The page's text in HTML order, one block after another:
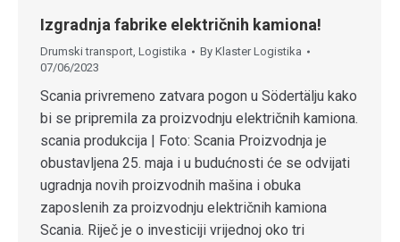
Izgradnja fabrike električnih kamiona!
Drumski transport Logistika By Klaster Logistika
07/06/2023
Scania privremeno zatvara pogon u Södertälju kako
bi se pripremila za proizvodnju električnih kamiona.
scania produkcija | Foto: Scania Proizvodnja je
obustavljena 25. maja i u budućnosti će se odvijati
ugradnja novih proizvodnih mašina i obuka
zaposlenih za proizvodnju električnih kamiona
Scania. Riječ je o investiciji vrijednoj oko tri